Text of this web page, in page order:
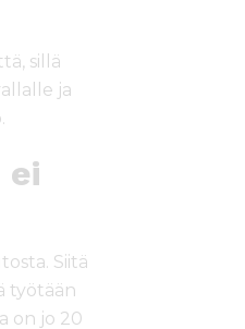
sillä
ja
ei
Siitä
työtään
on jo 20